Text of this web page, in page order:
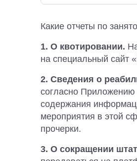
Какие отчеты по
1. О квотировании.
на специальный сайт
2. Сведения о
согласно Приложению
содержания
мероприятия в этой
прочерки.
3. О сокращении